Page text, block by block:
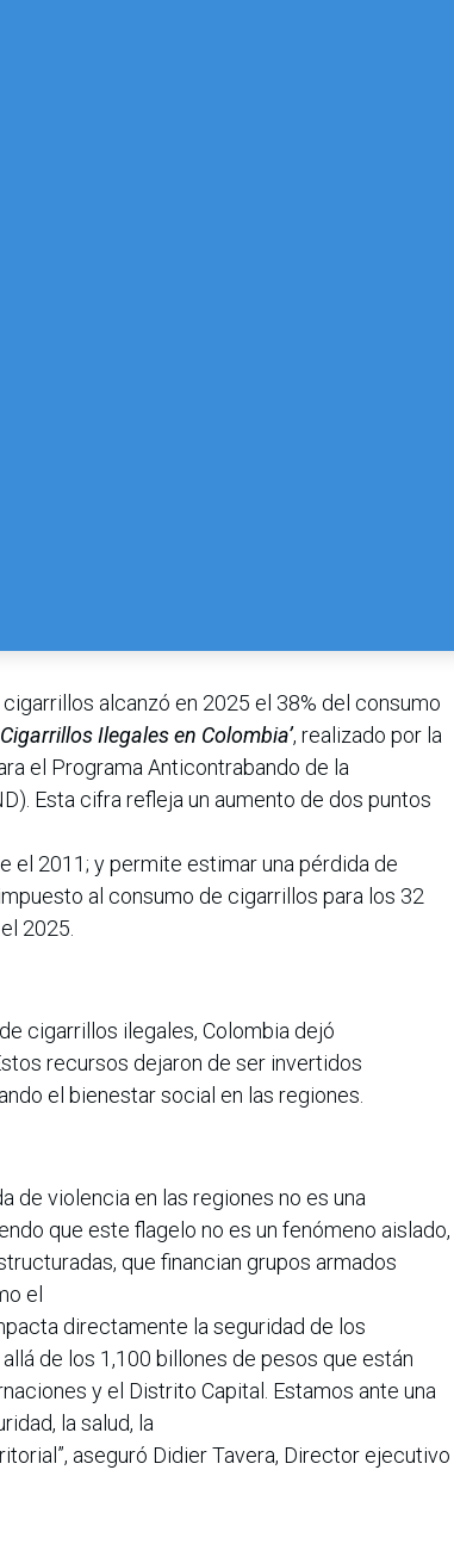
alcanzó en 2025 el 38% del consumo
Ilegales en Colombia’, realizado por la
el Programa Anticontrabando de la
Esta cifra refleja un aumento de dos puntos
el 2011; y permite estimar una pérdida de
al consumo de cigarrillos para los 32
2025.
cigarrillos ilegales, Colombia dejó
recursos dejaron de ser invertidos
el bienestar social en las regiones.
de violencia en las regiones no es una
que este flagelo no es un fenómeno aislado,
que financian grupos armados
el
directamente la seguridad de los
de los 1,100 billones de pesos que están
y el Distrito Capital. Estamos ante una
la salud, la
aseguró Didier Tavera, Director ejecutivo